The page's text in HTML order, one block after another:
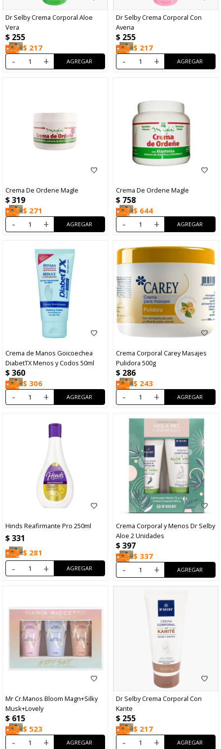
Dr Selby Crema Corporal Aloe
Vera
$ 255
$ 217
- +
Dr Selby Crema Corporal Con
Avena
$ 255
$ 217
- +
Crema De Ordene Magle
$319
$ 271
- +
Crema De Ordene Magle
$ 758
$ 644
- +
Crema de Manos Goicoechea
DiabetTX Menos y Codos 50ml
$360
$ 306
- +
Crema Corporal Carey Masajes
Pulidora 500g
$ 286
$ 243
- +
Hinds Reafirmante Pro 250ml
$331
$ 281
- +
Crema Corporal y Menos Dr Selby
Aloe 2 Unidades
$397
$ 337
- +
Mr Cr.Manos Bloom Magn+Silky
Musk+Lovely
$ 615
$ 523
- +
Dr Selby Crema Corporal Con
Karite
$ 255
$ 217
- +